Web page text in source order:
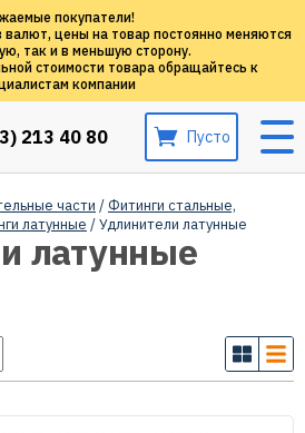
покупатели!
валют, цены на товар постоянно меняются
так и в меньшую сторону.
стоимости товара обращайтесь к
компании
213 40 80 Пусто
части / Фитинги стальные,
латунные / Удлинители латунные
латунные